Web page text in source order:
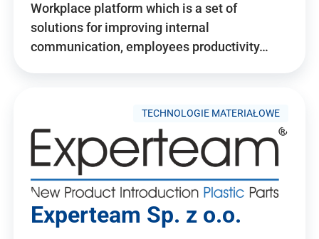
Workplace platform which is a set of
solutions for improving internal
communication, employees productivity…
TECHNOLOGIE MATERIAŁOWE
Experteam Sp. z o.o.